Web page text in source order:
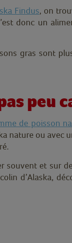
Findus, on
donc un
gras sont
peu
de poisson
nature ou avec
souvent et sur
d’Alaska,